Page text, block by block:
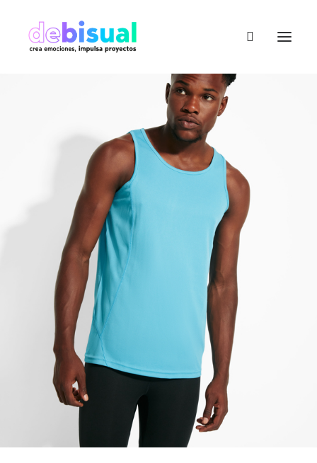
Mail - impulsa@debisual.com
Teléfono - 931 97 40 60
WhatsApp - 634 777 310